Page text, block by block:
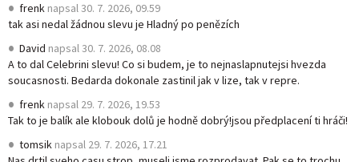
frenk napsal30. 7. 2026, 09.59
tak asi nedal žádnou slevu je Hladný po penězích
David napsal30. 7. 2026, 08.08
A to dal Celebrini slevu! Co si budem, je to nejnaslapnutejsi hvezda
soucasnosti. Bedarda dokonale zastinil jak v lize, tak v repre.
frenk napsal 29. 7. 2026, 19.53
Tak to je balík ale klobouk dolů je hodně dobrý!jsou předplacení ti hráči!
tomsik napsal 29. 7. 2026, 17.21